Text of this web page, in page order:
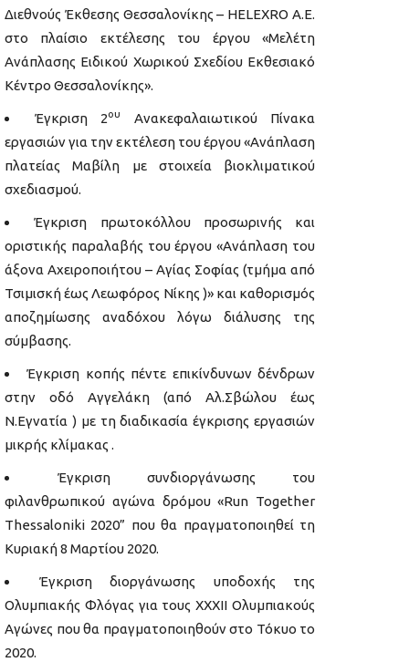
Διεθνούς Έκθεσης Θεσσαλονίκης – HELEXRO A.E.
στο πλαίσιο εκτέλεσης του έργου «Μελέτη
Ανάπλασης Ειδικού Χωρικού Σχεδίου Εκθεσιακό
Κέντρο Θεσσαλονίκης».
Έγκριση 2ου
Ανακεφαλαιωτικού Πίνακα
εργασιών για την εκτέλεση του έργου «Ανάπλαση
πλατείας Μαβίλη με στοιχεία βιοκλιματικού
σχεδιασμού.
Έγκριση πρωτοκόλλου προσωρινής και
οριστικής παραλαβής του έργου «Ανάπλαση του
άξονα Αχειροποιήτου – Αγίας Σοφίας (τμήμα από
Τσιμισκή έως Λεωφόρος Νίκης )» και καθορισμός
αποζημίωσης αναδόχου λόγω διάλυσης της
σύμβασης.
Έγκριση κοπής πέντε επικίνδυνων δένδρων
στην οδό Αγγελάκη (από Αλ.Σβώλου έως
Ν.Εγνατία ) με τη διαδικασία έγκρισης εργασιών
μικρής κλίμακας .
Έγκριση συνδιοργάνωσης του
φιλανθρωπικού αγώνα δρόμου «Run Together
Thessaloniki 2020” που θα πραγματοποιηθεί τη
Κυριακή 8 Μαρτίου 2020.
Έγκριση διοργάνωσης υποδοχής της
Ολυμπιακής Φλόγας για τους ΧΧΧΙΙ Ολυμπιακούς
Αγώνες που θα πραγματοποιηθούν στο Τόκυο το
2020.